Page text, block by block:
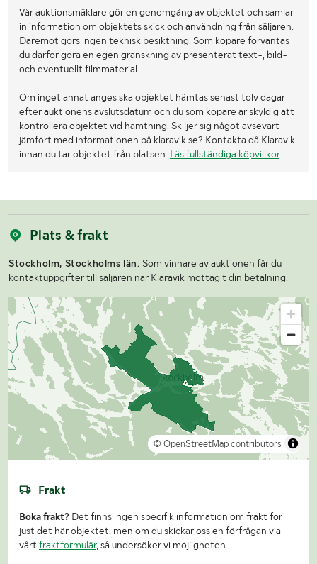
Vår auktionsmäklare gör en genomgång av objektet och samlar
in information om objektets skick och användning från säljaren.
Däremot görs ingen teknisk besiktning. Som köpare förväntas
du därför göra en egen granskning av presenterat text-, bild-
och eventuellt filmmaterial.
Om inget annat anges ska objektet hämtas senast tolv dagar
efter auktionens avslutsdatum och du som köpare är skyldig att
kontrollera objektet vid hämtning. Skiljer sig något avsevärt
jämfört med informationen på klaravik.se? Kontakta då Klaravik
innan du tar objektet från platsen. Läs fullständiga köpvillkor.
Plats & frakt
Stockholm, Stockholms län. Som vinnare av auktionen får du
kontaktuppgifter till säljaren när Klaravik mottagit din betalning.
© OpenStreetMap contributors
Frakt
Boka frakt? Det finns ingen specifik information om frakt för
just det här objektet, men om du skickar oss en förfrågan via
vårt fraktformulär, så undersöker vi möjligheten.